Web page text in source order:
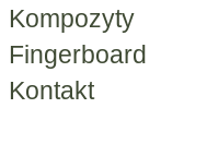
Kompozyty
Fingerboard
Kontakt